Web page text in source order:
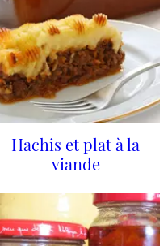
Hachis et plat à la
viande